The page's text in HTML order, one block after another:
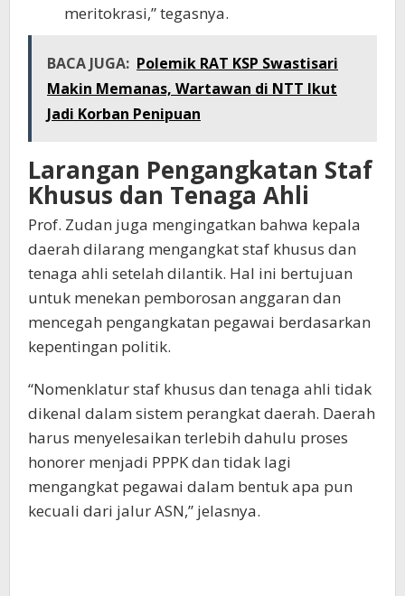
meritokrasi,” tegasnya.
BACA JUGA: Polemik RAT KSP Swastisari
Makin Memanas, Wartawan di NTT Ikut
Jadi Korban Penipuan
Larangan Pengangkatan Staf
Khusus dan Tenaga Ahli
Prof. Zudan juga mengingatkan bahwa kepala
daerah dilarang mengangkat staf khusus dan
tenaga ahli setelah dilantik. Hal ini bertujuan
untuk menekan pemborosan anggaran dan
mencegah pengangkatan pegawai berdasarkan
kepentingan politik.
“Nomenklatur staf khusus dan tenaga ahli tidak
dikenal dalam sistem perangkat daerah. Daerah
harus menyelesaikan terlebih dahulu proses
honorer menjadi PPPK dan tidak lagi
mengangkat pegawai dalam bentuk apa pun
kecuali dari jalur ASN,” jelasnya.